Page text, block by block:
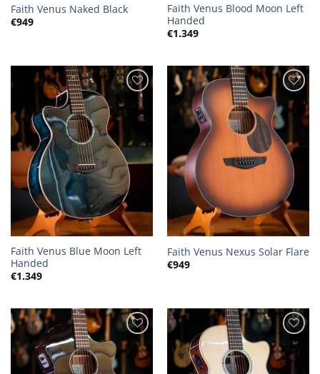
Faith Venus Naked Black
€949
Faith Venus Blood Moon Left
Handed
€1.349
Faith Venus Blue Moon Left
Handed
€1.349
Faith Venus Nexus Solar Flare
€949